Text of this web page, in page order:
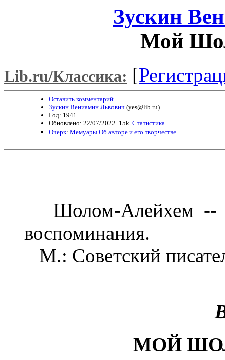
Зускин
Мой
Lib.ru/Классика: [
Оставить комментарий
Зускин Вениамин Львович (yes@lib.ru)
Год: 1941
Обновлено: 22/07/2022. 15k. Статистика.
Очерк: Мемуары Об авторе и его творчестве
Шолом-Алейхем --
воспоминания.
М.: Советский
МОЙ